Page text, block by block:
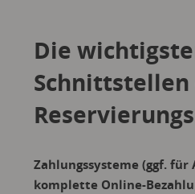
Die
Schnittstellen
Zahlungssysteme (ggf. für
komplette Online-